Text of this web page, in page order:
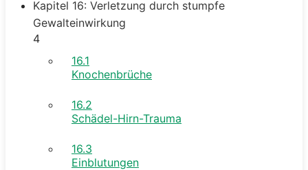
Kapitel 16: Verletzung durch stumpfe
Gewalteinwirkung
4
16.1
Knochenbrüche
16.2
Schädel-Hirn-Trauma
16.3
Einblutungen